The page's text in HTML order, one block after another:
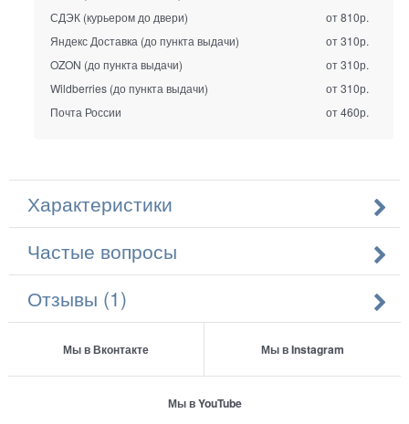
СДЭК (курьером до двери)
от 810р.
Яндекс Доставка (до пункта выдачи)
от 310р.
OZON (до пункта выдачи)
от 310р.
Wildberries (до пункта выдачи)
от 310р.
Почта России
от 460р.
Характеристики
Частые вопросы
Отзывы (1)
Мы в Вконтакте Мы в Instagram
Мы в YouTube